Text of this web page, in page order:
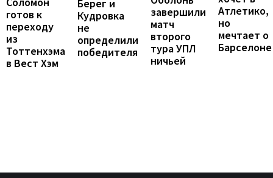
готов к
переходу
из
Тоттенхэма
в Вест Хэм
Берег и
Кудровка
не
определили
победителя
завершили
матч
второго
тура УПЛ
ничьей
Атлетико,
но
мечтает о
Барселоне